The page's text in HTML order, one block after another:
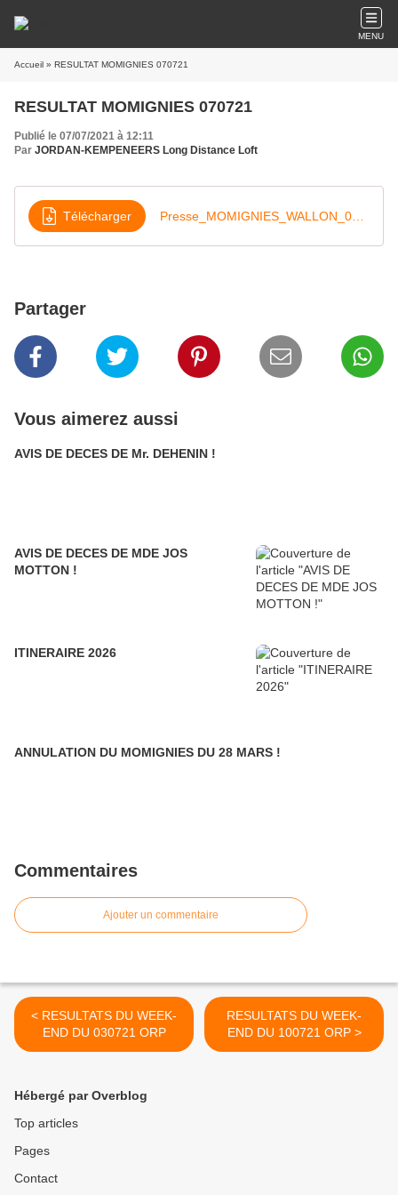
MENU
Accueil » RESULTAT MOMIGNIES 070721
RESULTAT MOMIGNIES 070721
Publié le 07/07/2021 à 12:11
Par JORDAN-KEMPENEERS Long Distance Loft
Télécharger
Partager
Vous aimerez aussi
AVIS DE DECES DE Mr. DEHENIN !
AVIS DE DECES DE MDE JOS
MOTTON !
ITINERAIRE 2026
ANNULATION DU MOMIGNIES DU 28 MARS !
Commentaires
Ajouter un commentaire
< RESULTATS DU WEEK-
END DU 030721 ORP
RESULTATS DU WEEK-
END DU 100721 ORP >
Hébergé par Overblog
Top articles
Pages
Contact